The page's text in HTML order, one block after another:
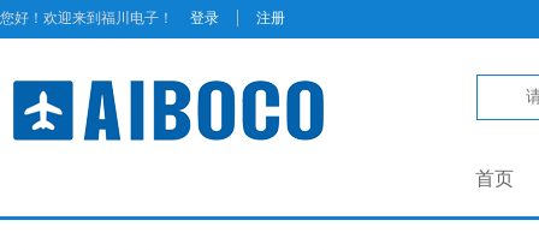
您好！欢迎来到福川电子！ 登录 | 注册
首页